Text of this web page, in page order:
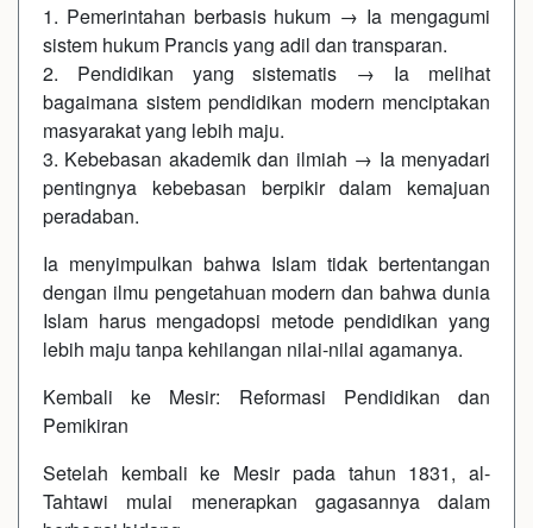
1. Pemerintahan berbasis hukum → Ia mengagumi
sistem hukum Prancis yang adil dan transparan.
2. Pendidikan yang sistematis → Ia melihat
bagaimana sistem pendidikan modern menciptakan
masyarakat yang lebih maju.
3. Kebebasan akademik dan ilmiah → Ia menyadari
pentingnya kebebasan berpikir dalam kemajuan
peradaban.
Ia menyimpulkan bahwa Islam tidak bertentangan
dengan ilmu pengetahuan modern dan bahwa dunia
Islam harus mengadopsi metode pendidikan yang
lebih maju tanpa kehilangan nilai-nilai agamanya.
Kembali ke Mesir: Reformasi Pendidikan dan
Pemikiran
Setelah kembali ke Mesir pada tahun 1831, al-
Tahtawi mulai menerapkan gagasannya dalam